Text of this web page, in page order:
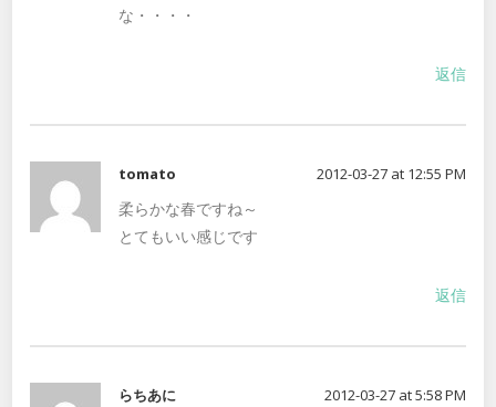
な・・・・
返信
tomato 2012-03-27 at 12:55 PM
柔らかな春ですね～
とてもいい感じです
返信
らちあに 2012-03-27 at 5:58 PM